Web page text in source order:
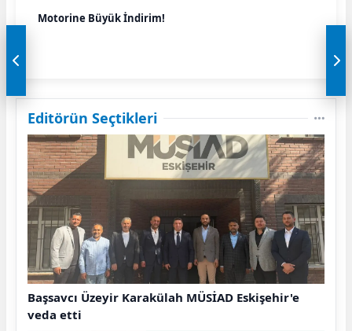
Motorine Büyük İndirim!
Editörün Seçtikleri
Başsavcı Üzeyir Karakülah MÜSİAD Eskişehir'e
veda etti